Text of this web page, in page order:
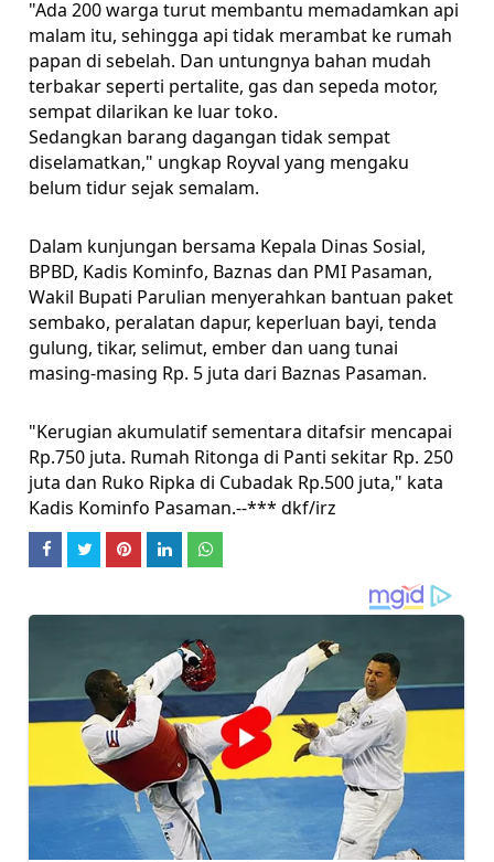
"Ada 200 warga turut membantu memadamkan api
malam itu, sehingga api tidak merambat ke rumah
papan di sebelah. Dan untungnya bahan mudah
terbakar seperti pertalite, gas dan sepeda motor,
sempat dilarikan ke luar toko.
Sedangkan barang dagangan tidak sempat
diselamatkan," ungkap Royval yang mengaku
belum tidur sejak semalam.
Dalam kunjungan bersama Kepala Dinas Sosial,
BPBD, Kadis Kominfo, Baznas dan PMI Pasaman,
Wakil Bupati Parulian menyerahkan bantuan paket
sembako, peralatan dapur, keperluan bayi, tenda
gulung, tikar, selimut, ember dan uang tunai
masing-masing Rp. 5 juta dari Baznas Pasaman.
"Kerugian akumulatif sementara ditafsir mencapai
Rp.750 juta. Rumah Ritonga di Panti sekitar Rp. 250
juta dan Ruko Ripka di Cubadak Rp.500 juta," kata
Kadis Kominfo Pasaman.--*** dkf/irz